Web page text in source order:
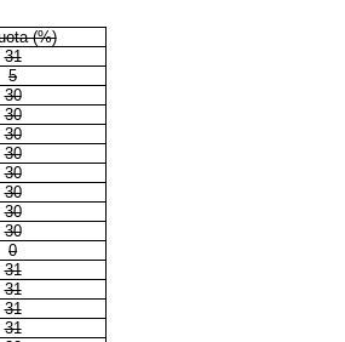
(%)
31
5
30
30
30
30
30
30
30
30
0
31
31
31
31